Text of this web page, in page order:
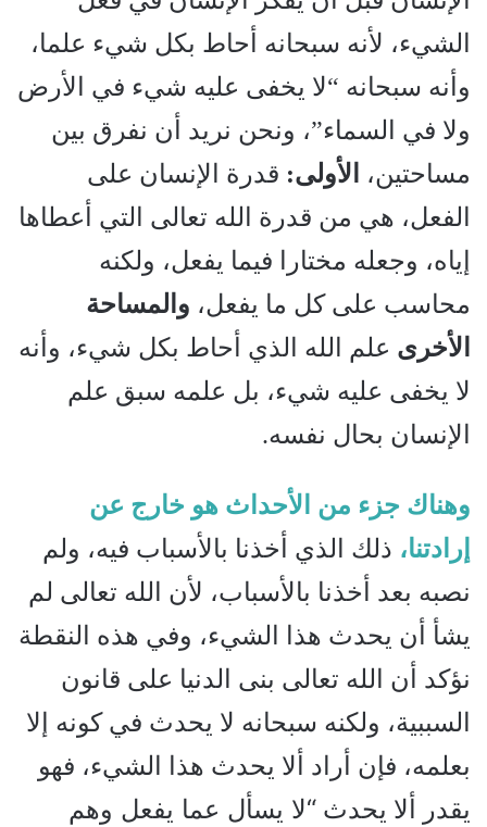
الشيء، لأنه سبحانه أحاط بكل شيء علما،
وأنه سبحانه “لا يخفى عليه شيء في الأرض
ولا في السماء”، ونحن نريد أن نفرق بين
مساحتين،
الأولى: قدرة الإنسان على
الفعل، هي من قدرة الله تعالى التي أعطاها
إياه، وجعله مختارا فيما يفعل، ولكنه
محاسب على كل ما يفعل، والمساحة
الأخرى علم الله الذي أحاط بكل شيء، وأنه
لا يخفى عليه شيء، بل علمه سبق علم
الإنسان بحال نفسه.
وهناك جزء من الأحداث هو خارج عن
إرادتنا، ذلك الذي أخذنا بالأسباب فيه، ولم
نصبه بعد أخذنا بالأسباب، لأن الله تعالى لم
يشأ أن يحدث هذا الشيء، وفي هذه النقطة
نؤكد أن الله تعالى بنى الدنيا على قانون
السببية، ولكنه سبحانه لا يحدث في كونه إلا
بعلمه، فإن أراد ألا يحدث هذا الشيء، فهو
يقدر ألا يحدث “لا يسأل عما يفعل وهم